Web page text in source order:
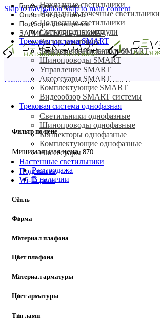
Skip to navigationSkip to main content
Гарантия и сервис
Оплата и доставка
Подборе освещения
ЗАПИСАТЬСЯ НА ЗАМЕР
Вызов замерщика
Заказать дизайн потолков
Накладные светильники
Накладные точечные светильники
Подвесные светильники
Светодиодные модули
Трековая система SMART
Трековые светильники SMART
Шинопроводы SMART
Управление SMART
Аксессуары SMART
Комплектующие SMART
Видеообзор SMART системы
Трековая система однофазная
Светильники однофазные
Шинопроводы однофазные
Коннекторы однофазные
Комплектующие однофазные
Аксессуары
Настенные светильники
Подсветка
Wi-Fi реле
Главная/ Товар Коллекция/ DK2041
Фильтр по цене
Минимальная цена
Распродажа
В наличии
Стиль
Форма
Материал плафона
Цвет плафона
Материал арматуры
Цвет арматуры
Тип ламп